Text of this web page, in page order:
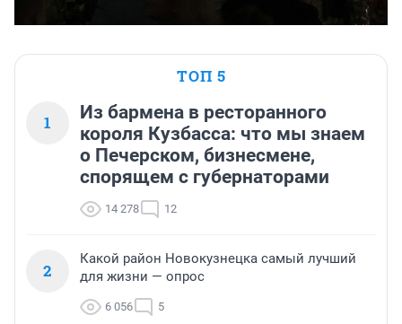
ТОП 5
1
Из бармена в ресторанного
короля Кузбасса: что мы знаем
о Печерском, бизнесмене,
спорящем с губернаторами
14 278 12
2
Какой район Новокузнецка самый лучший
для жизни — опрос
6 056 5